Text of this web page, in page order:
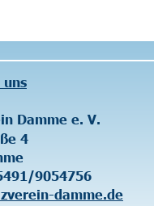
uns
Damme e. V.
4
9054756
damme.de